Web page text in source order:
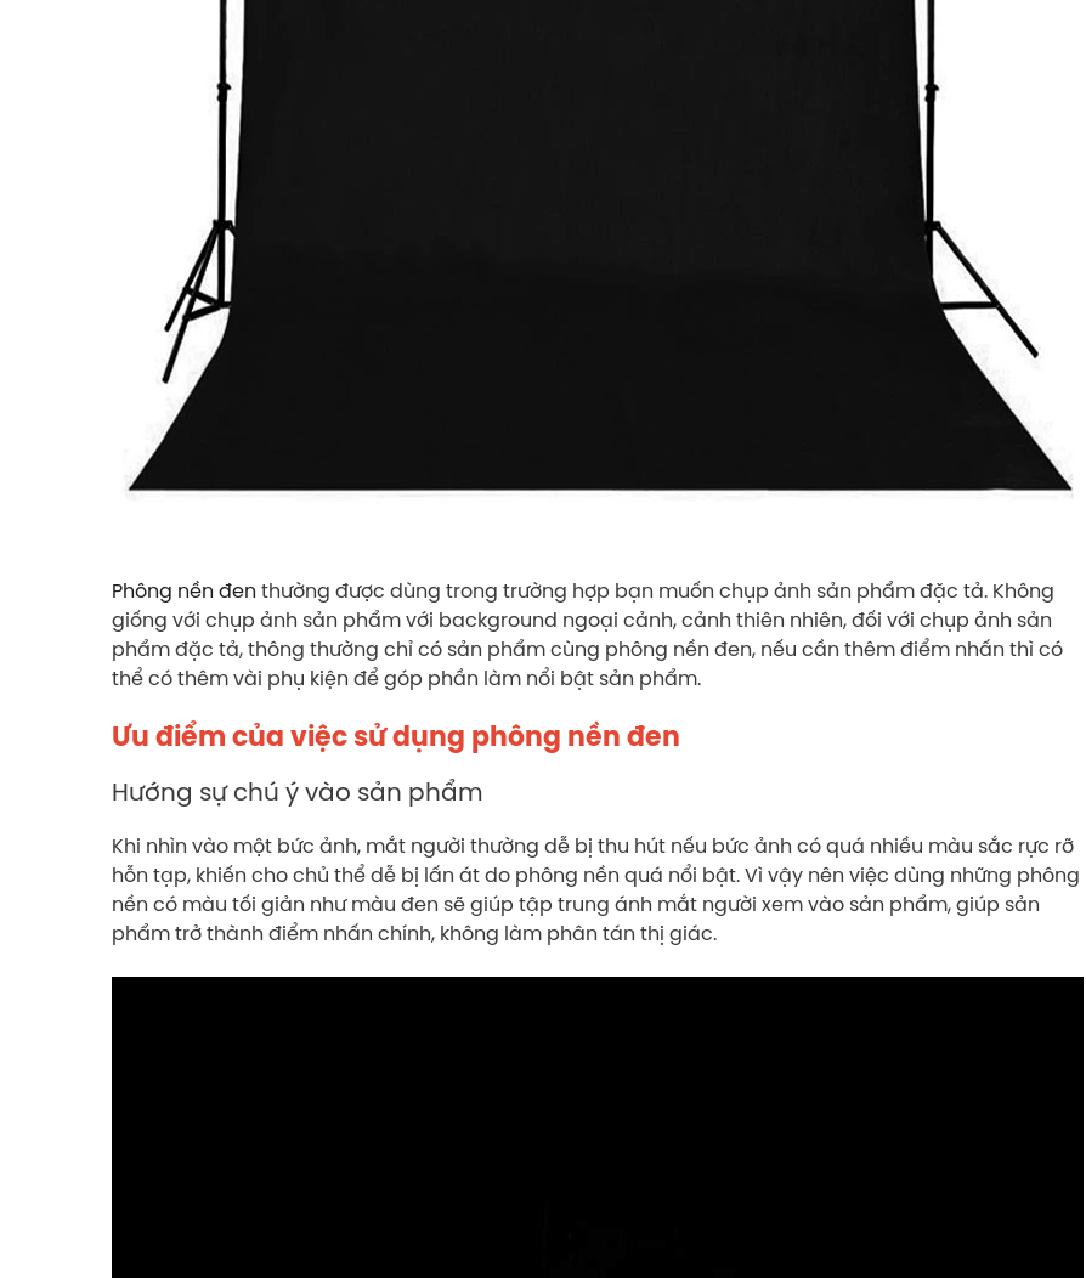
Phông nền đen thường được dùng trong trường hợp bạn muốn chụp ảnh sản phẩm đặc tả. Không
giống với chụp ảnh sản phẩm với background ngoại cảnh, cảnh thiên nhiên, đối với chụp ảnh sản
phẩm đặc tả, thông thường chỉ có sản phẩm cùng phông nền đen, nếu cần thêm điểm nhấn thì có
thể có thêm vài phụ kiện để góp phần làm nổi bật sản phẩm.
Ưu điểm của việc sử dụng phông nền đen
Hướng sự chú ý vào sản phẩm
Khi nhìn vào một bức ảnh, mắt người thường dễ bị thu hút nếu bức ảnh có quá nhiều màu sắc rực rỡ
hỗn tạp, khiến cho chủ thể dễ bị lấn át do phông nền quá nổi bật. Vì vậy nên việc dùng những phông
nền có màu tối giản như màu đen sẽ giúp tập trung ánh mắt người xem vào sản phẩm, giúp sản
phẩm trở thành điểm nhấn chính, không làm phân tán thị giác.